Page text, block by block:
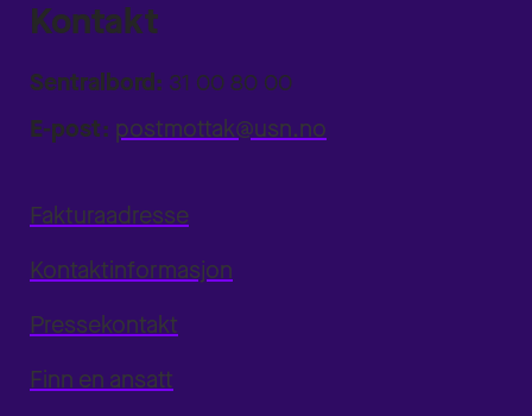
Kontakt
Sentralbord: 31 00 80 00
E-post: postmottak@usn.no
Fakturaadresse
Kontaktinformasjon
Pressekontakt
Finn en ansatt